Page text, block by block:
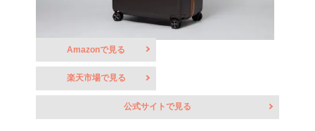
Amazonで見る
楽天市場で見る
公式サイトで見る